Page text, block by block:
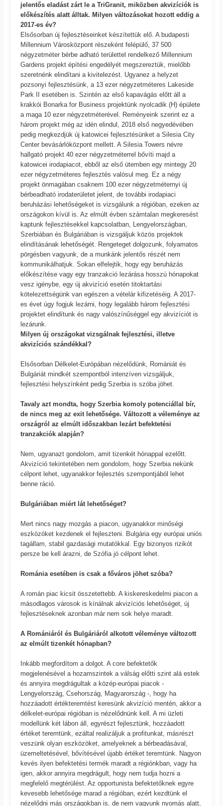
jelentős eladást zárt le a TriGranit, miközben akvizíciók is
előkészítés alatt álltak. Milyen változásokat hozott eddig a
2017-es év?
Elsősorban új fejlesztéseinket készítettük elő. A budapesti
Millennium Városközpont részeként felépülő, 37 500
négyzetméter bérbe adható területtel rendelkező Millennium
Gardens projekt építési engedélyét megszereztük, mielőbb
szeretnénk elindítani a kivitelezést. Ugyanez a helyzet
pozsonyi fejlesztésünk, a 13 ezer négyzetméteres Lakeside
Park II esetében is. Szintén az első kapavágás előtt áll a
krakkói Bonarka for Business projektünk nyolcadik (H) épülete
a maga 10 ezer négyzetméterével. Reményeink szerint ez a
három projekt még az idén elindul, 2018 első negyedévében
pedig megkezdjük új katowicei fejlesztésünket a Silesia City
Center bevásárlóközpont mellett. A Silesia Towers névre
hallgató projekt 40 ezer négyzetméterrel bővíti majd a
katowicei irodapiacot, ebből az első ütemben egy mintegy 20
ezer négyzetméteres fejlesztés valósul meg. Ez a négy
projekt önmagában csaknem 100 ezer négyzetméternyi új
bérbeadható irodaterületet jelent, de további irodapiaci
beruházási lehetőségeket is vizsgálunk a régióban, ezeken az
országokon kívül is. Az elmúlt évben számtalan megkeresést
kaptunk fejlesztésekkel kapcsolatban, Lengyelországban,
Szerbiában és Bulgáriában is vizsgáljuk közös projektek
elindításának lehetőségét. Rengeteget dolgozunk, folyamatos
pörgésben vagyunk, de a munkánk jelentős részét nem
kommunikálhatjuk. Sokan elfelejtik, hogy egy beruházás
előkészítése vagy egy tranzakció lezárása hosszú hónapokat
vesz igénybe, egy új akvizíció esetén titoktartási
kötelezettségünk van egészen a vételár kifizetéséig. A 2017-
es évet úgy fogjuk lezárni, hogy legalább három fejlesztési
projektet elindítunk és nagy valószínűséggel egy akvizíciót is
lezárunk.
Milyen új országokat vizsgálnak fejlesztési, illetve
akvizíciós szándékkal?
Elsősorban Délkelet-Európában nézelődünk, Romániát és
Bulgáriát mindkét szempontból intenzíven vizsgáljuk,
fejlesztési helyszínként pedig Szerbia is szóba jöhet.
Tavaly azt mondta, hogy Szerbia komoly potenciállal bír,
de nincs meg az exit lehetősége. Változott a véleménye az
országról az elmúlt időszakban lezárt befektetési
tranzakciók alapján?
Nem, ugyanazt gondolom, amit tizenkét hónappal ezelőtt.
Akvizíció tekintetében nem gondolom, hogy Szerbia nekünk
célpont lehet, ugyanakkor fejlesztés szempontjából lehet
benne ráció.
Bulgáriában miért lát lehetőséget?
Mert nincs nagy mozgás a piacon, ugyanakkor minőségi
eszközöket kezdenek el fejleszteni. Bulgária egy európai uniós
tagállam, stabil gazdasági mutatókkal. Egy bizonyos rizikót
persze be kell árazni, de Szófia jó célpont lehet.
Románia esetében is csak a főváros jöhet szóba?
A román piac kicsit összetettebb. A kiskereskedelmi piacon a
másodlagos városok is kínálnak akvizíciós lehetőséget, új
fejlesztéseknek azonban már nem sok helye maradt.
A Romániáról és Bulgáriáról alkotott véleménye változott
az elmúlt tizenkét hónapban?
Inkább megfordítom a dolgot. A core befektetők
megjelenésével a hozamszintek a válság előtti szint alá estek
és annyira megdrágultak a közép-európai piacok -
Lengyelország, Csehország, Magyarország -, hogy ha
hozzáadott értékteremtést keresünk akvizíció mentén, akkor a
délkelet-európai régióban is nézelődnünk kell. A mi üzleti
modellünk két lábon áll, egyrészt fejlesztünk, hozzáadott
értéket teremtünk, ezáltal realizáljuk a profitunkat, másrészt
veszünk olyan eszközöket, amelyeknek a bérbeadásával,
üzemeltetésével, bővítésével újabb értéket teremtünk. Nagyon
kevés ilyen befektetési termék maradt a régiónkban, vagy ha
igen, akkor annyira megdrágult, hogy nem tudja hozni a
megfelelő megtérülést. Az opportunista befektetőknek egyre
kevesebb lehetősége marad a régióban, ezért kezdtünk el
nézelődni más országokban is, de nem vagyunk nyomás alatt,